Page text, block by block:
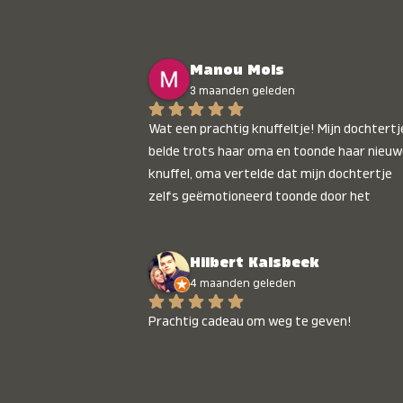
Manou Mols
3 maanden geleden
Wat een prachtig knuffeltje! Mijn
belde trots haar oma en toonde haar
knuffel, oma vertelde dat mijn dochtertje
zelfs geëmotioneerd toonde door het
Hilbert Kalsbeek
4 maanden geleden
Prachtig cadeau om weg te geven!